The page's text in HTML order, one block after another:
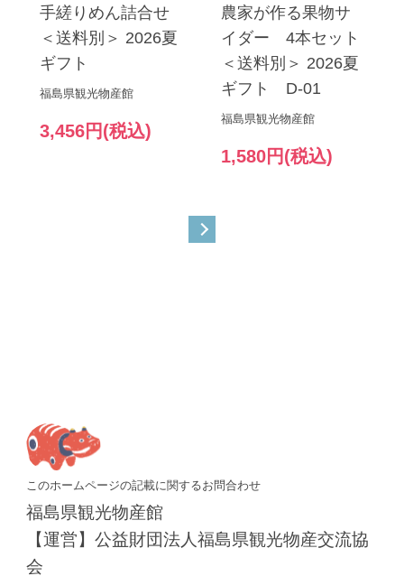
手縒りめん詰合せ
＜送料別＞ 2026夏
ギフト
福島県観光物産館
3,456円(税込)
農家が作る果物サ
イダー 4本セット
＜送料別＞ 2026夏
ギフト D-01
福島県観光物産館
1,580円(税込)
このホームページの記載に関するお問合わせ
福島県観光物産館
【運営】公益財団法人福島県観光物産交流協
会